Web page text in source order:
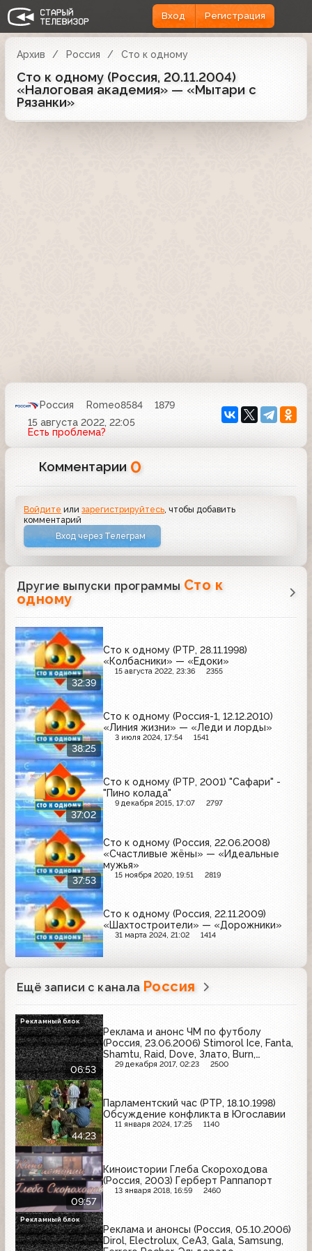
Вход Регистрация
Архив Россия Сто к одному
Сто к одному (Россия, 20.11.2004)
«Налоговая академия» — «Мытари с
Рязанки»
Россия Romeo8584
1879
15 августа 2022, 22:05
Есть проблема?
Комментарии 0
Войдите илизарегистрируйтесь , чтобы добавить
комментарий
Вход через Телеграм
Другие выпуски программы Сто к
одному
32:39
Сто к одному (РТР, 28.11.1998)
«Колбасники» — «Едоки»
15 августа 2022, 23:36 2355
38:25
Сто к одному (Россия-1, 12.12.2010)
«Линия жизни» — «Леди и лорды»
3 июля 2024, 17:54 1541
37:02
Сто к одному (РТР, 2001) "Сафари" -
"Пино колада"
9 декабря 2015, 17:07 2797
37:53
Сто к одному (Россия, 22.06.2008)
«Счастливые жёны» — «Идеальные
мужья»
15 ноября 2020, 19:51 2819
Сто к одному (Россия, 22.11.2009)
«Шахтостроители» — «Дорожники»
31 марта 2024, 21:02 1414
Ещё записи с канала Россия
06:53
Реклама и анонс ЧМ по футболу
(Россия, 23.06.2006) Stimorol Ice, Fanta,
Shamtu, Raid, Dove, Злато, Burn,
Palmolive, Coca-Cola
29 декабря 2017, 02:23 2500
Рекламный блок
44:23
Парламентский час (РТР, 18.10.1998)
Обсуждение конфликта в Югославии
11 января 2024, 17:25 1140
09:57
Киноистории Глеба Скороходова
(Россия, 2003) Герберт Раппапорт
13 января 2018, 16:59 2460
Реклама и анонсы (Россия, 05.10.2006)
Dirol, Electrolux, СеАЗ, Gala, Samsung,
Рекламный блок